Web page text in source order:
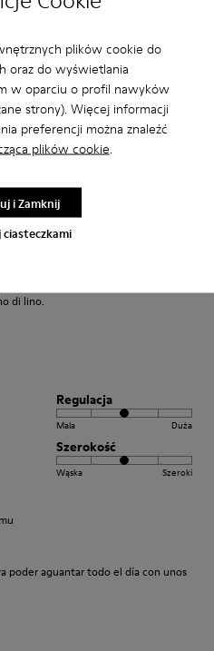
plików cookie do
oraz do wyświetlania
w oparciu o profil nawyków
strony). Więcej informacji
preferencji można znaleźć
plików cookie.
ciasteczkami
i Zamknij
Regulacja
Wąska
di lino.
Regulacja
Mala Duża
Szerokość
Wąska Szeroki
poder aguantar todo el día con unos